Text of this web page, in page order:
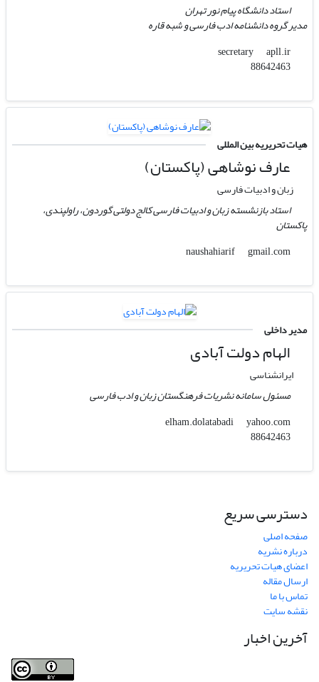
استاد دانشگاه پیام نور تهران
مدیر گروه دانشنامه ادب فارسی و شبه قاره
secretary
apll.ir
88642463
هیات تحریریه بین المللی
عارف نوشاهی (پاکستان)
زبان و ادبیات فارسی
استاد بازنشسته زبان و ادبیات فارسی کالج دولتی گوردون، راولپندی،
پاکستان
naushahiarif
gmail.com
مدیر داخلی
الهام دولت آبادی
ایرانشناسی
مسئول سامانه نشریات فرهنگستان زبان و ادب فارسی
elham.dolatabadi
yahoo.com
88642463
دسترسی سریع
صفحه اصلی
درباره نشریه
اعضای هیات تحریریه
ارسال مقاله
تماس با ما
نقشه سایت
آخرین اخبار